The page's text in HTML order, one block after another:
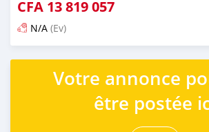
CFA 13 819 057
N/A (Ev)
Publié il y a plus d'un an
Votre annonce
être postée